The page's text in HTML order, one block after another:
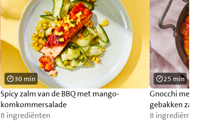
Spicy zalm van de BBQ met mango-
komkommersalade
8 ingrediënten
30 min
Gnocchi met
gebakken zalm
8 ingrediënten
25 min